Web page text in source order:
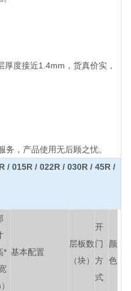
度接近1.4mm，货真价实，
，产品使用无后顾之忧。
/ 015R / 022R / 030R / 45R /
* 基本配置
层板数
（块）
开
门
方
式
颜
色